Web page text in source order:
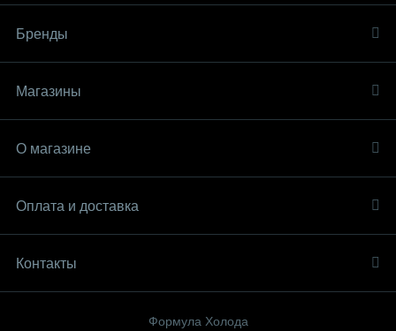
Бренды
Магазины
О магазине
Оплата и доставка
Контакты
Формула Холода